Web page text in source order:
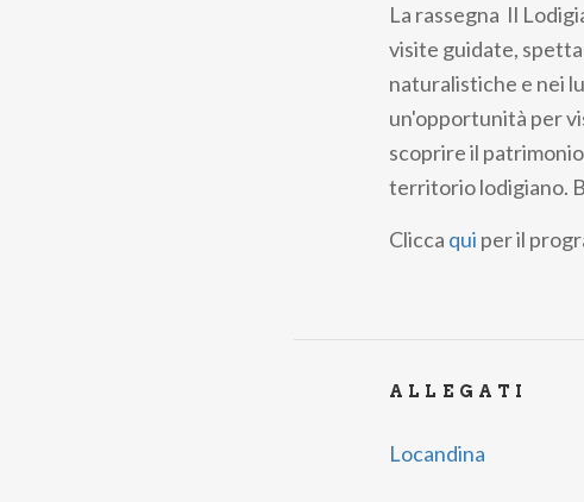
La rassegna Il
visite guidate,
naturalistiche e nei
un'opportunità per
scoprire il
territorio lodigiano.
Clicca qui per il
ALLEGATI
Locandina